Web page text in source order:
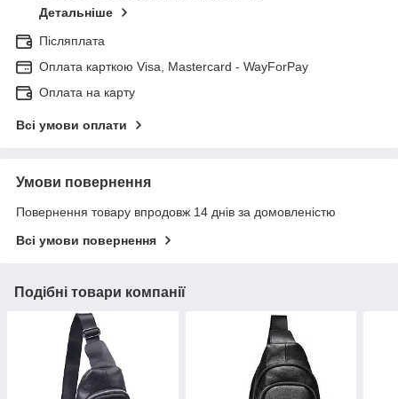
Детальніше
Післяплата
Оплата карткою Visa, Mastercard - WayForPay
Оплата на карту
Всі умови оплати
Умови повернення
Повернення товару впродовж 14 днів за домовленістю
Всі умови повернення
Подібні товари компанії